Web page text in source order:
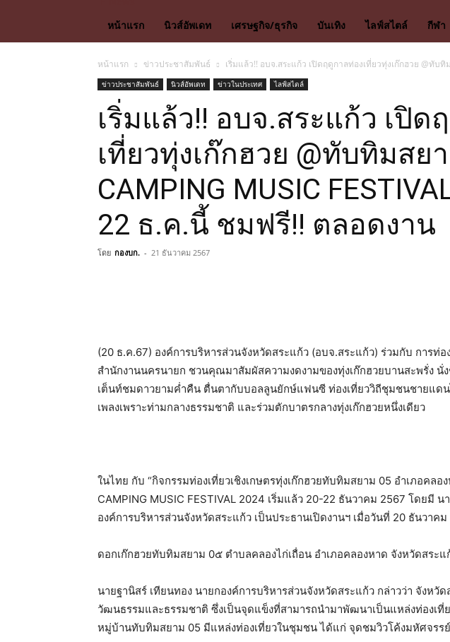
หน้าแรก
นิวส์อัพเดท เศรษฐกิจ/ธุรกิจ บันเทิง ไลฟ์สไตล์ กีฬา
หน้าแรก ข่าวประชาสัมพันธ์ เริ่มแล้ว!! อบจ.สระแก้ว เปิดฤดูกาลท่องเที่ยวทุ่งเก๊กฮวย @ทับ
ข่าวประชาสัมพันธ์ นิวส์อัพเดท ข่าวในประเทศ ไลฟ์สไตล์
เริ่มแล้ว!! อบจ.สระแก้ว เปิด
เที่ยวทุ่งเก๊กฮวย @ทับทิมสย
CAMPING MUSIC
22 ธ.ค.นี้ ชมฟรี!! ตลอดงาน
โดย กองบก. - 21 ธันวาคม 2567
(20 ธ.ค.67) องค์การบริหารส่วนจังหวัดสระแก้ว (อบจ.สระแก้ว) ร่วมกับ การท่
สำนักงานนครนายก ชวนคุณมาสัมผัสความงดงามของทุ่งเก๊กฮวยบานสะพรั่ง นั่ง
เต็นท์ชมดาวยามค่ำคืน ตื่นตากับบอลลูนยักษ์แฟนซี ท่องเที่ยววิถีชุมชนชายแด
เพลงเพราะท่ามกลางธรรมชาติ และร่วมตักบาตรกลางทุ่งเก๊กฮวยหนึ่งเดียว
ในไทย กับ “กิจกรรมท่องเที่ยวเชิงเกษตรทุ่งเก๊กฮวยทับทิมสยาม 05 อำเภอคลอ
CAMPING MUSIC FESTIVAL 2024 เริ่มแล้ว 20-22 ธันวาคม 2567 โดยมี น
องค์การบริหารส่วนจังหวัดสระแก้ว เป็นประธานเปิดงานฯ เมื่อวันที่ 20 ธันวาค
ดอกเก๊กฮวยทับทิมสยาม 0๕ ตำบลคลองไก่เถื่อน อำเภอคลองหาด จังหวัดสระแ
นายฐานิสร์ เทียนทอง นายกองค์การบริหารส่วนจังหวัดสระแก้ว กล่าวว่า จังหวั
วัฒนธรรมและธรรมชาติ ซึ่งเป็นจุดแข็งที่สามารถนำมาพัฒนาเป็นแหล่งท่องเที่
หมู่บ้านทับทิมสยาม 05 มีแหล่งท่องเที่ยวในชุมชน ได้แก่ จุดชมวิวโค้งมหัศจรรย์